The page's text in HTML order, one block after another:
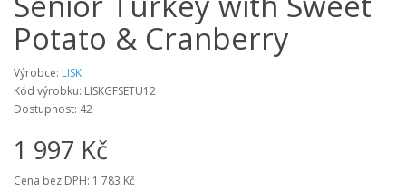
Potato & Cranberry
Výrobce: LISK
Kód výrobku: LISKGFSETU12
Dostupnost: 42
1 997 Kč
Cena bez DPH: 1 783 Kč